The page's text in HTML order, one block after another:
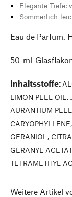
Elegante Tiefe:
Sommerlich-
Eau de Parfum.
50-ml-
Inhaltsstoffe:
LIMON PEEL OIL,
AURANTIUM
GERANIOL,
GERANYL
TETRAMETHYL
Weitere Artikel